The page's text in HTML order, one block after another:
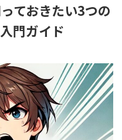
ておきたい3つの
門ガイド